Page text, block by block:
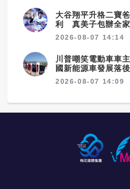
大谷翔平升格二寶
利 真美子包辦全
2026-08-07 14:14
川普嘲笑電動車車
國新能源車發展落
2026-08-07 14:09